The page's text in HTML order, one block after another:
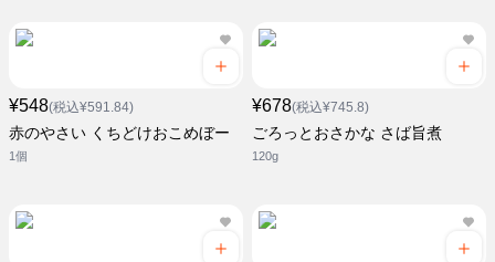
¥548(税込¥591.84)
赤のやさい くちどけおこめぼー
1個
¥678(税込¥745.8)
ごろっとおさかな さば旨煮
120g